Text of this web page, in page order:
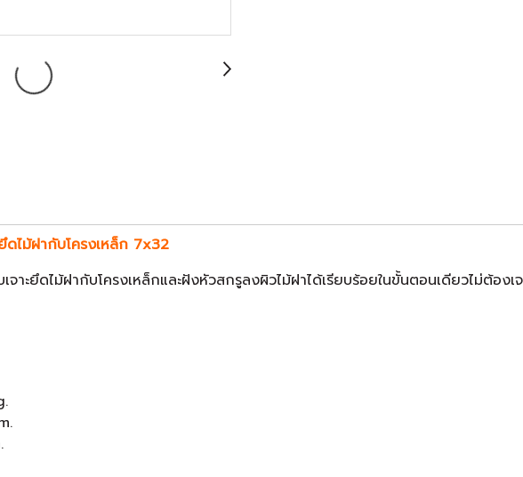
ดไม้ฝากับโครงเหล็ก 7x32
จาะยึดไม้ฝากับโครงเหล็กและฝังหัวสกรูลงผิวไม้ฝาได้เรียบร้อยในขั้นตอนเดียวไม่ต้อง